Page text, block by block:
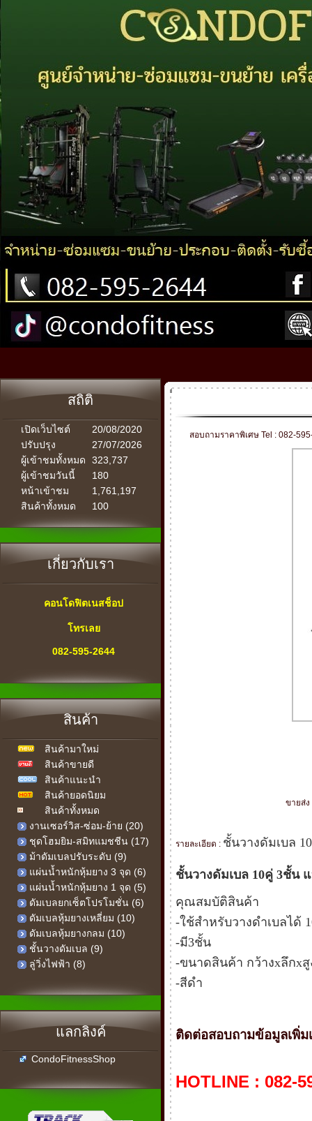
สถิติ
เปิดเว็บไซต์
20/08/2020
ปรับปรุง
27/07/2026
ผู้เข้าชมทั้งหมด
323,737
ผู้เข้าชมวันนี้
180
หน้าเข้าชม
1,761,197
สินค้าทั้งหมด
100
เกี่ยวกับเรา
คอนโดฟิตเนสช็อป
โทรเลย
082-595-2644
" สายด่วน "
เครื่องออกกำลังกาย
ทุกคำถาม-ทุกปัญหา
เรามีคำตอบ
เรายินดีให้บริการ
สินค้า
สินค้ามาใหม่
สินค้าขายดี
สินค้าแนะนำ
สินค้ายอดนิยม
สินค้าทั้งหมด
งานเซอร์วิส-ซ่อม-ย้าย (20)
ชุดโฮมยิม-สมิทแมชชีน (17)
ม้าดัมเบลปรับระดับ (9)
แผ่นน้ำหนักหุ้มยาง 3 จุด (6)
แผ่นน้ำหนักหุ้มยาง 1 จุด (5)
ดัมเบลยกเซ็ตโปรโมชั่น (6)
ดัมเบลหุ้มยางเหลี่ยม (10)
ดัมเบลหุ้มยางกลม (10)
ชั้นวางดัมเบล (9)
ลู่วิ่งไฟฟ้า (8)
แลกลิงค์
CondoFitnessShop
สอบถามราคาพิเศษ Tel : 082-
ขายส่ง
รายละเอียด : ชั้นวางดัมเบล
ชั้นวางดัมเบล 10คู่ 3ชั้น
คุณสมบัติสินค้า
-ใช้สำหรับวางดำเบลได้
-มี3ชั้น
-ขนาดสินค้า กว้างxลึกxสู
-สีดำ
ติดต่อสอบถามข้อมูลเพิ่
HOTLINE : 082-